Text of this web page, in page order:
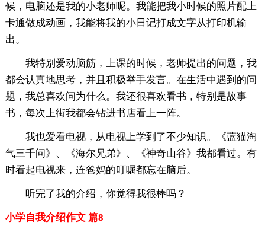
候，电脑还是我的小老师呢。我能把我小时候的照片配上
卡通做成动画，我能将我的小日记打成文字从打印机输
出。
我特别爱动脑筋，上课的时候，老师提出的问题，我
都会认真地思考，并且积极举手发言。在生活中遇到的问
题，我总喜欢问为什么。我还很喜欢看书，特别是故事
书，每次上街我都会钻进书店看上一阵。
我也爱看电视，从电视上学到了不少知识。《蓝猫淘
气三千问》、《海尔兄弟》、《神奇山谷》我都看过。有
时看起电视来，连爸妈的叮嘱都忘在脑后。
听完了我的介绍，你觉得我很棒吗？
小学自我介绍作文 篇8